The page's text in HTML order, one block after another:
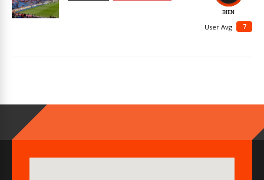
BIEN
7
User Avg